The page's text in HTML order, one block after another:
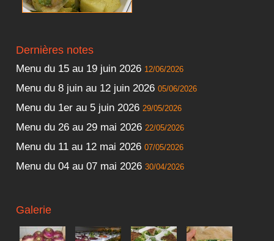
Dernières notes
Menu du 15 au 19 juin 2026 12/06/2026
Menu du 8 juin au 12 juin 2026 05/06/2026
Menu du 1er au 5 juin 2026 29/05/2026
Menu du 26 au 29 mai 2026 22/05/2026
Menu du 11 au 12 mai 2026 07/05/2026
Menu du 04 au 07 mai 2026 30/04/2026
Galerie